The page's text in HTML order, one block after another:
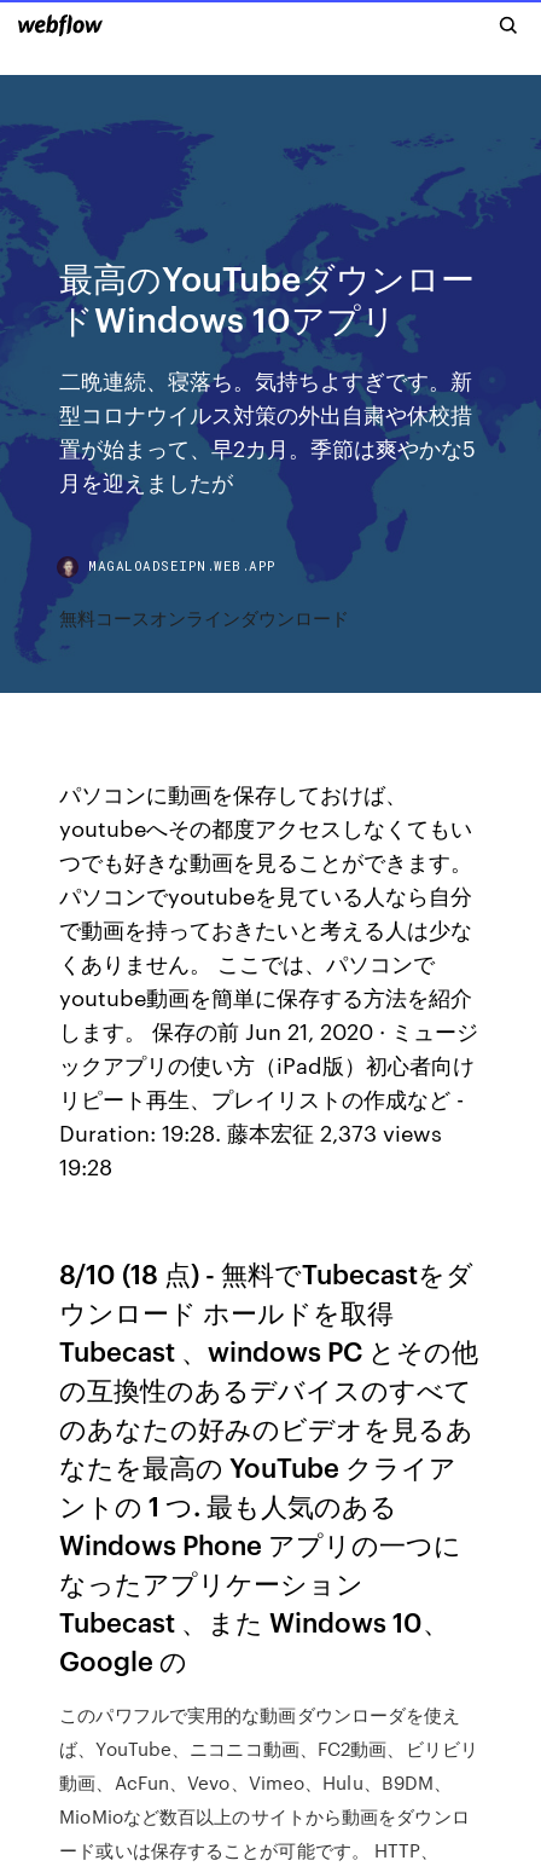
最高のYouTubeダウンロー
ドWindows 10アプリ
二晩連続、寝落ち。気持ちよすぎです。新
型コロナウイルス対策の外出自粛や休校措
置が始まって、早2カ月。季節は爽やかな5
月を迎えましたが
MAGALOADSEIPN.WEB.APP
無料コースオンラインダウンロード
パソコンに動画を保存しておけば、
youtubeへその都度アクセスしなくてもい
つでも好きな動画を見ることができます。
パソコンでyoutubeを見ている人なら自分
で動画を持っておきたいと考える人は少な
くありません。 ここでは、パソコンで
youtube動画を簡単に保存する方法を紹介
します。 保存の前 Jun 21, 2020 · ミュージ
ックアプリの使い方（iPad版）初心者向け
リピート再生、プレイリストの作成など -
Duration: 19:28. 藤本宏征 2,373 views
19:28
8/10 (18 点) - 無料でTubecastをダ
ウンロード ホールドを取得
Tubecast 、windows PC とその他
の互換性のあるデバイスのすべて
のあなたの好みのビデオを見るあ
なたを最高の YouTube クライア
ントの 1 つ. 最も人気のある
Windows Phone アプリの一つに
なったアプリケーション
Tubecast 、また Windows 10、
Google の
このパワフルで実用的な動画ダウンローダを使え
ば、YouTube、ニコニコ動画、FC2動画、ビリビリ
動画、AcFun、Vevo、Vimeo、Hulu、B9DM、
MioMioなど数百以上のサイトから動画をダウンロ
ード或いは保存することが可能です。 HTTP、